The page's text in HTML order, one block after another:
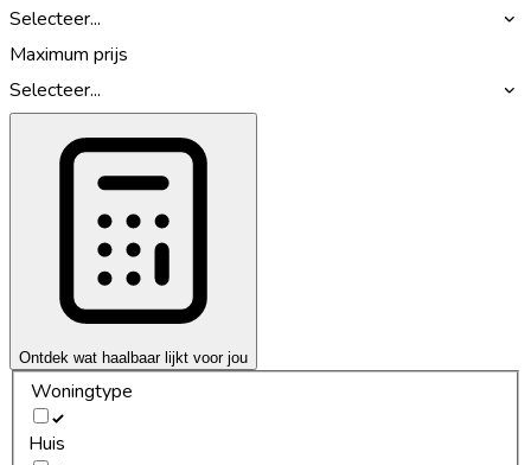
Selecteer...
Maximum prijs
Selecteer...
Ontdek wat haalbaar lijkt voor jou
Woningtype
Huis